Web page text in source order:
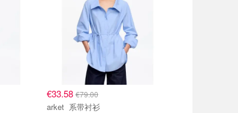
€33.58 €79.00
arket 系带衬衫